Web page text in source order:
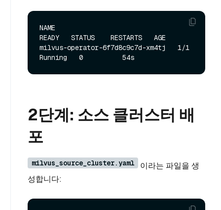
NAME
READY   STATUS    RESTARTS   AGE
milvus-operator-6f7d8c9c7d-xm4tj   1/1
2단계: 소스 클러스터 배
포
milvus_source_cluster.yaml
이라는 파일을 생
성합니다: